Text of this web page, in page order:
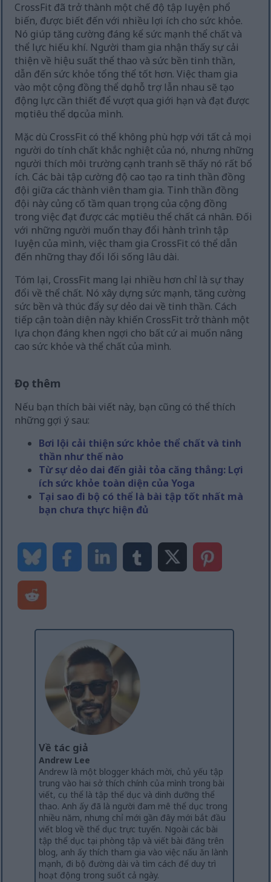
CrossFit đã trở thành một chế độ tập luyện phổ
biến, được biết đến với nhiều lợi ích cho sức khỏe.
Nó giúp tăng cường đáng kể sức mạnh thể chất và
thể lực hiếu khí. Người tham gia nhận thấy sự cải
thiện về hiệu suất thể thao và sức bền tinh thần,
dẫn đến sức khỏe tổng thể tốt hơn. Việc tham gia
vào một cộng đồng thể dục hỗ trợ lẫn nhau sẽ tạo
động lực cần thiết để vượt qua giới hạn và đạt được
mục tiêu thể dục của mình.
Mặc dù CrossFit có thể không phù hợp với tất cả mọi
người do tính chất khắc nghiệt của nó, nhưng những
người thích môi trường cạnh tranh sẽ thấy nó rất bổ
ích. Các bài tập cường độ cao tạo ra tinh thần đồng
đội giữa các thành viên tham gia. Tinh thần đồng
đội này củng cố tầm quan trọng của cộng đồng
trong việc đạt được các mục tiêu thể chất cá nhân. Đối
với những người muốn thay đổi hành trình tập
luyện của mình, việc tham gia CrossFit có thể dẫn
đến những thay đổi lối sống lâu dài.
Tóm lại, CrossFit mang lại nhiều hơn chỉ là sự thay
đổi về thể chất. Nó xây dựng sức mạnh, tăng cường
sức bền và thúc đẩy sự dẻo dai về tinh thần. Cách
tiếp cận toàn diện này khiến CrossFit trở thành một
lựa chọn đáng khen ngợi cho bất cứ ai muốn nâng
cao sức khỏe và thể chất của mình.
Đọc thêm
Nếu bạn thích bài viết này, bạn cũng có thể thích
những gợi ý sau:
Bơi lội cải thiện sức khỏe thể chất và tinh
thần như thế nào
Từ sự dẻo dai đến giải tỏa căng thẳng: Lợi
ích sức khỏe toàn diện của Yoga
Tại sao đi bộ có thể là bài tập tốt nhất mà
bạn chưa thực hiện đủ
Về tác giả
Andrew Lee
Andrew là một blogger khách mời, chủ yếu tập
trung vào hai sở thích chính của mình trong bài
viết, cụ thể là tập thể dục và dinh dưỡng thể
thao. Anh ấy đã là người đam mê thể dục trong
nhiều năm, nhưng chỉ mới gần đây mới bắt đầu
viết blog về thể dục trực tuyến. Ngoài các bài
tập thể dục tại phòng tập và viết bài đăng trên
blog, anh ấy thích tham gia vào việc nấu ăn lành
mạnh, đi bộ đường dài và tìm cách để duy trì
hoạt động trong suốt cả ngày.